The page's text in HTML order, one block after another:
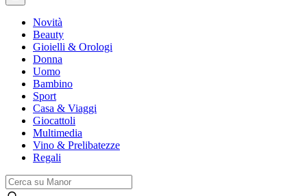
Novità
Beauty
Gioielli & Orologi
Donna
Uomo
Bambino
Sport
Casa & Viaggi
Giocattoli
Multimedia
Vino & Prelibatezze
Regali